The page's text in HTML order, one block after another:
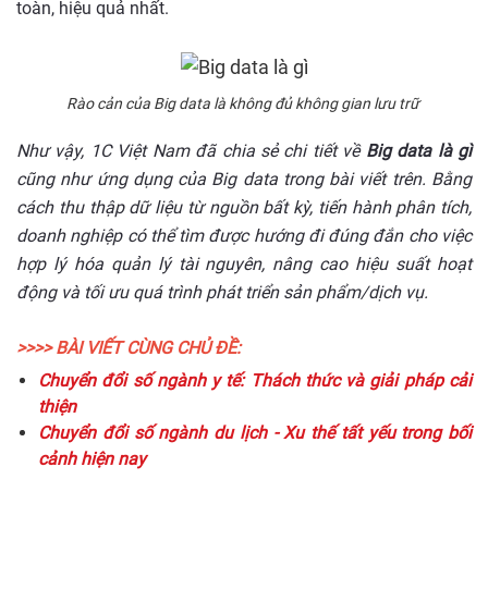
toàn, hiệu quả nhất.
Rào cản của Big data là không đủ không gian lưu trữ
Như vậy, 1C Việt Nam đã chia sẻ chi tiết về Big data là gì
cũng như ứng dụng của Big data trong bài viết trên. Bằng
cách thu thập dữ liệu từ nguồn bất kỳ, tiến hành phân tích,
doanh nghiệp có thể tìm được hướng đi đúng đắn cho việc
hợp lý hóa quản lý tài nguyên, nâng cao hiệu suất hoạt
động và tối ưu quá trình phát triển sản phẩm/dịch vụ.
>>>> BÀI VIẾT CÙNG CHỦ ĐỀ:
Chuyển đổi số ngành y tế: Thách thức và giải pháp cải
thiện
Chuyển đổi số ngành du lịch - Xu thế tất yếu trong bối
cảnh hiện nay